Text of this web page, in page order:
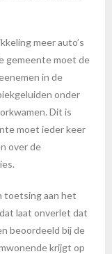
meer auto’s
gemeente moet de
in de
onder
Dit is
moet ieder keer
over de
toetsing aan het
laat onverlet dat
beoordeeld bij de
krijgt op